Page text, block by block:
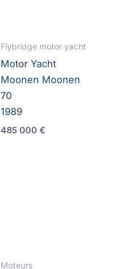
Flybridge motor yacht
Motor Yacht
Moonen Moonen
70
1989
485 000 €
Moteurs